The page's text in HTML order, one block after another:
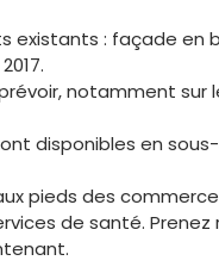
existants : façade en
notamment
disponibles en
pieds des
de santé.